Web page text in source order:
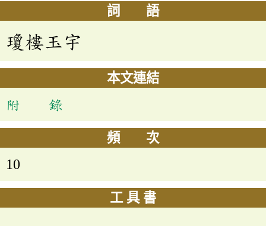
詞 語
瓊樓玉宇
本文連結
附 錄
頻 次
10
工 具 書